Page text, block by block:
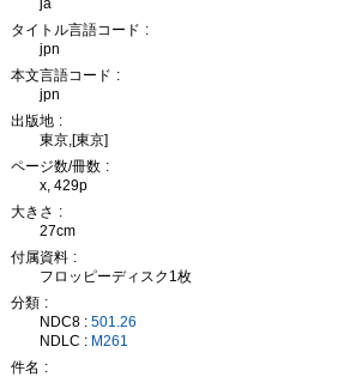
ja
タイトル言語コード
jpn
本文言語コード
jpn
出版地
東京,[東京]
ページ数/冊数
x, 429p
大きさ
27cm
付属資料
フロッピーディスク1枚
分類
NDC8 : 501.26
NDLC : M261
件名